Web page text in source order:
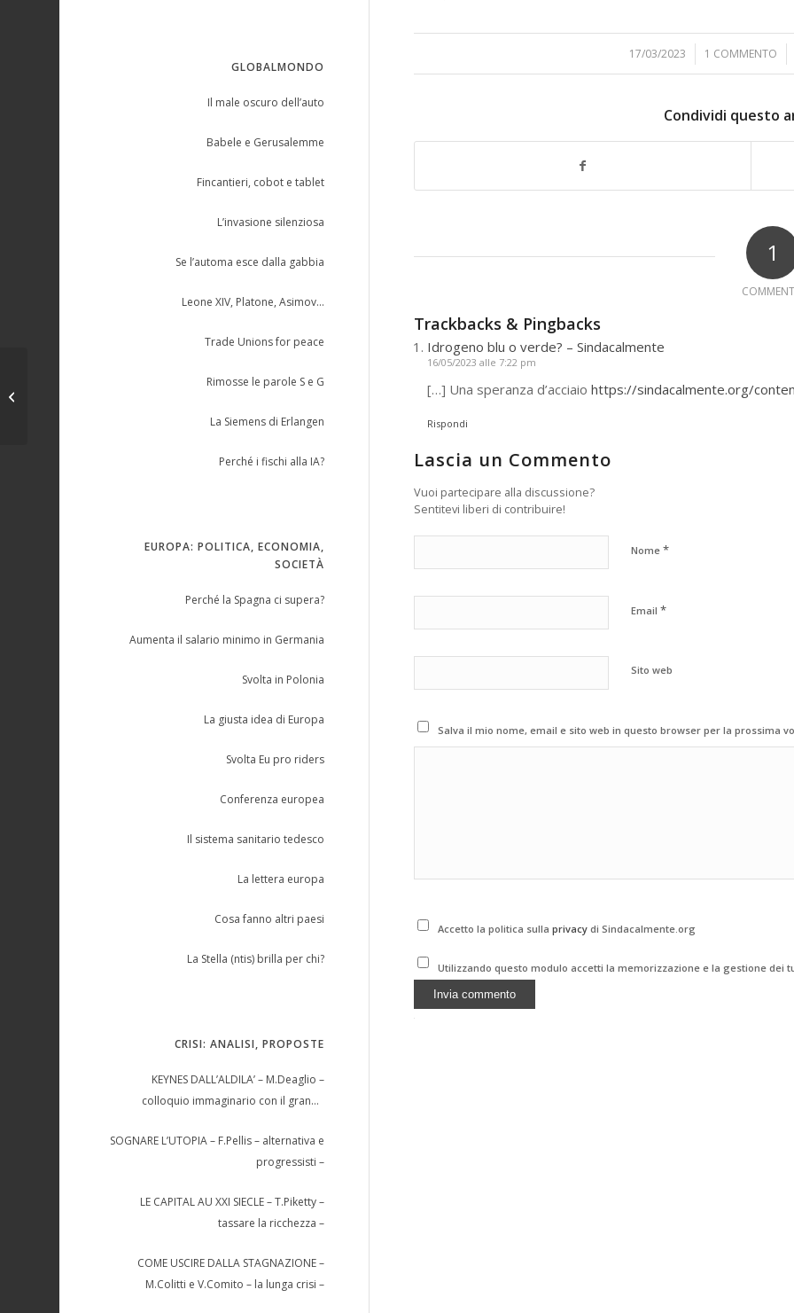
17/03/2023
/ 1 COMMENTO
/
Condividi questo
1
Trackbacks & Pingbacks
Idrogeno blu o verde? – Sindacalmente
16/05/2023 alle 7:22 pm
[…] Una speranza d’acciaio https://sindacalmente.org/
Rispondi
Lascia un Commento
Vuoi partecipare alla discussione?
Sentitevi liberi di contribuire!
Nome *
Email *
Sito web
Salva il mio nome, email e sito web in questo browser per la prossima
Accetto la politica sullaprivacydi Sindacalmente.org
Utilizzando questo modulo accetti la memorizzazione e la gestione dei
GLOBALMONDO
Il male oscuro dell’auto
Babele e Gerusalemme
Fincantieri, cobot e tablet
L’invasione silenziosa
Se l’automa esce dalla gabbia
Leone XIV, Platone, Asimov…
Trade Unions for peace
Rimosse le parole S e G
La Siemens di Erlangen
Perché i fischi alla IA?
EUROPA: POLITICA, ECONOMIA,
SOCIETÀ
Perché la Spagna ci supera?
Aumenta il salario minimo in Germania
Svolta in Polonia
La giusta idea di Europa
Svolta Eu pro riders
Conferenza europea
Il sistema sanitario tedesco
La lettera europa
Cosa fanno altri paesi
La Stella (ntis) brilla per chi?
CRISI: ANALISI, PROPOSTE
KEYNES DALL’ALDILA’ – M.Deaglio –
colloquio immaginario con il grande
SOGNARE L’UTOPIA – F.Pellis – alternativa e
progressisti –
LE CAPITAL AU XXI SIECLE – T.Piketty –
tassare la ricchezza –
COME USCIRE DALLA STAGNAZIONE –
M.Colitti e V.Comito – la lunga crisi –